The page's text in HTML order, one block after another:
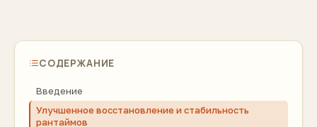
СОДЕРЖАНИЕ
Введение
Улучшенное восстановление и стабильность
рантаймов